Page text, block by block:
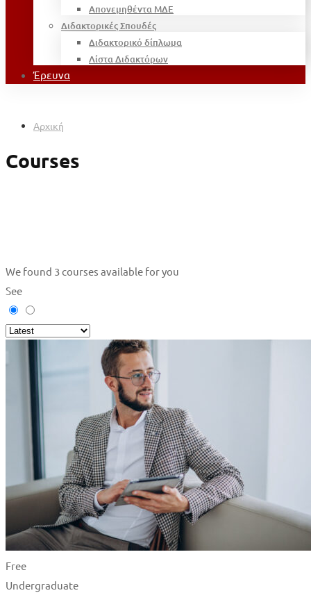
Απονεμηθέντα ΜΔΕ
Διδακτορικές Σπουδές
Διδακτορικό δίπλωμα
Λίστα Διδακτόρων
Έρευνα
Αρχική
Courses
We found 3courses available for you
See
Free
Undergraduate